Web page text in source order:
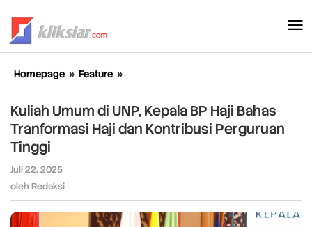
konten
Homepage » Feature »
di
UNP,
Kepala
Haji
dan
Kuliah Umum di UNP, Kepala BP Haji Bahas
Tranformasi Haji dan Kontribusi Perguruan
Tinggi
Juli 22, 2025
oleh Redaksi